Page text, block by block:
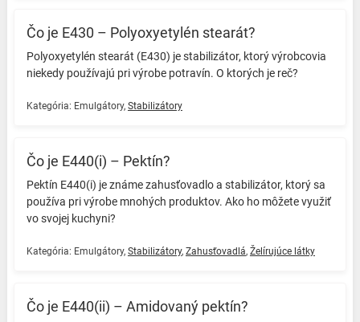
Čo je E430 – Polyoxyetylén stearát?
Polyoxyetylén stearát (E430) je stabilizátor, ktorý výrobcovia
niekedy používajú pri výrobe potravín. O ktorých je reč? ️
Kategória: Emulgátory, Stabilizátory
Čo je E440(i) – Pektín?
Pektín E440(i) je známe zahusťovadlo a stabilizátor, ktorý sa
používa pri výrobe mnohých produktov. Ako ho môžete využiť
vo svojej kuchyni? ️
Kategória: Emulgátory, Stabilizátory, Zahusťovadlá, Želírujúce látky
Čo je E440(ii) – Amidovaný pektín?